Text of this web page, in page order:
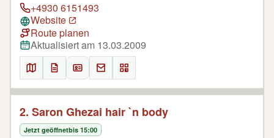
+4930 6151493
Website
Route planen
Aktualisiert am 13.03.2009
2. Saron Ghezai hair `n body
Jetzt geöffnetbis 15:00